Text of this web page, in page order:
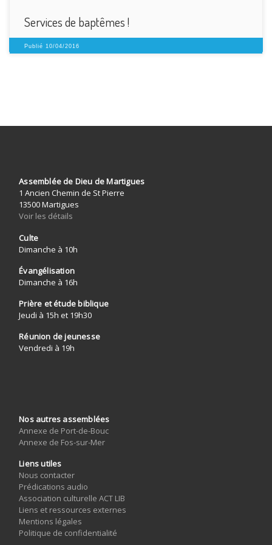
Services de baptêmes !
Publié10/04/2016
Assemblée de Dieu de Martigues
1 Ancien Chemin de St Pierre
13500 Martigues
Voir les détails
Culte
Dimanche à 10h
Évangélisation
Dimanche à 16h
Prière et étude biblique
Jeudi à 15h et 19h30
Réunion de jeunesse
Vendredi à 19h
Nos autres assemblées
Annexe de Port-de-Bouc
Annexe de Fos-sur-Mer
Liens utiles
Nous contacter
Prédications audio
Association culturelle ACT LIB
Liens et ressources externes
Mentions légales
Politique de confidentialité